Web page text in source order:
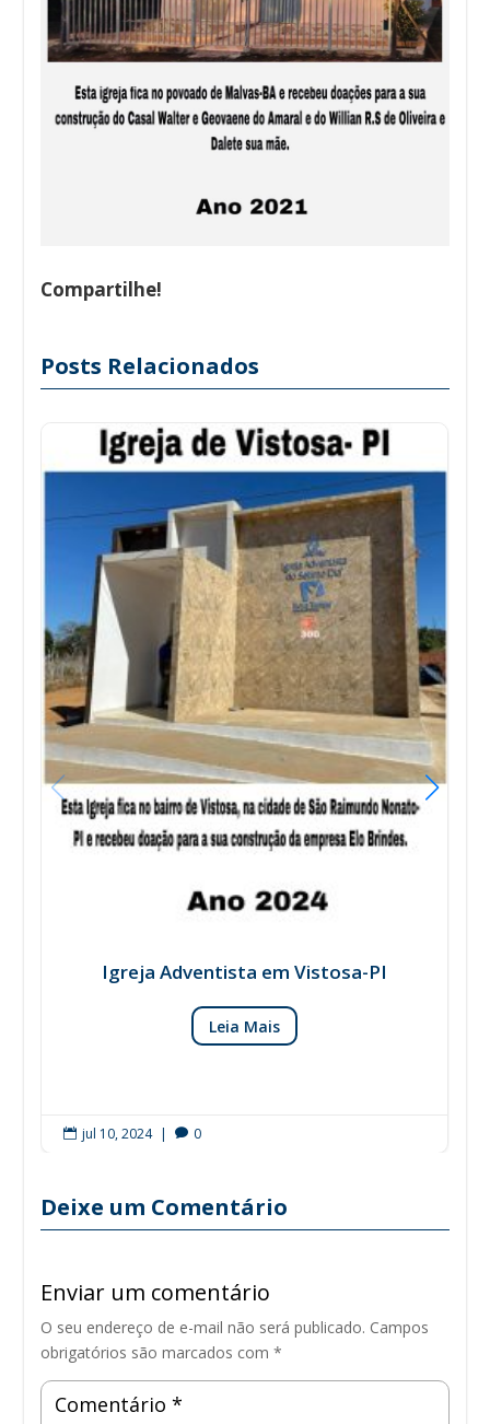
Compartilhe!
Posts Relacionados
Igreja Adventista em Vistosa-PI
Leia Mais
 jul 10, 2024 |  0
Deixe um Comentário
Enviar um comentário
O seu endereço de e-mail não será publicado. Campos
obrigatórios são marcados com*